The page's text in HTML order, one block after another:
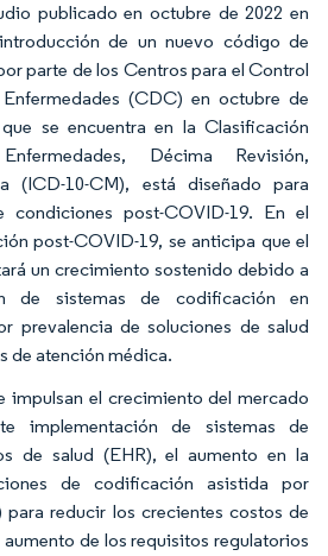
publicado en octubre de 2022 en
de un nuevo código de
parte de los Centros para el Control
(CDC) en octubre de
se encuentra en la Clasificación
Décima Revisión,
(ICD-10-CM), está diseñado para
condiciones post-COVID-19. En el
post-COVID-19, se anticipa que el
un crecimiento sostenido debido a
de sistemas de codificación en
prevalencia de soluciones de salud
de atención médica.
impulsan el crecimiento del mercado
implementación de sistemas de
de salud (EHR), el aumento en la
de codificación asistida por
reducir los crecientes costos de
de los requisitos regulatorios